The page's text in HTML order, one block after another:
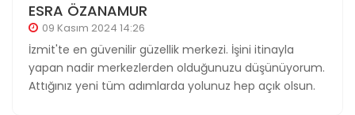
ESRA ÖZANAMUR
09 Kasım 2024 14:26
İzmit'te en güvenilir güzellik merkezi. İşini itinayla
yapan nadir merkezlerden olduğunuzu düşünüyorum.
Attığınız yeni tüm adımlarda yolunuz hep açık olsun.